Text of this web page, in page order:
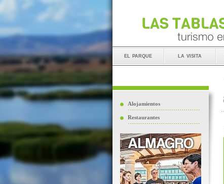
el parque la visita
Alojamientos
Restaurantes